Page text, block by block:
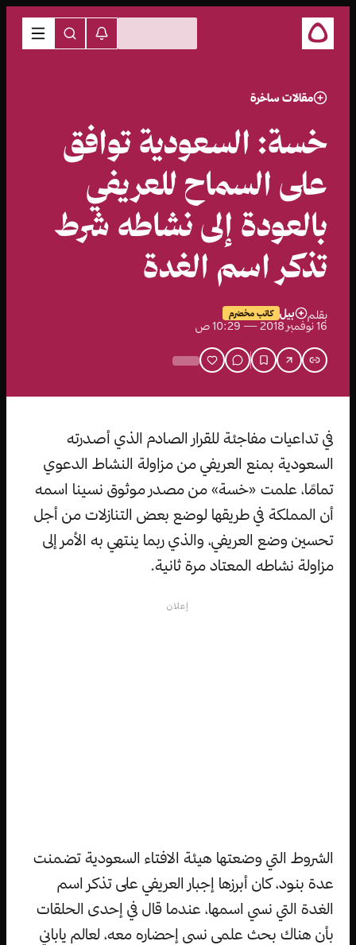
مقالات ساخرة
خسة: السعودية توافق
على السماح للعريفي
بالعودة إلى نشاطه شرط
تذكر اسم الغدة
بقلم بيل كاتب مخضرم
16 نوفمبر 2018 — 10:29 ص
في تداعيات مفاجئة للقرار الصادم الذي أصدرته
السعودية بمنع العريفي من مزاولة النشاط الدعوي
تمامًا، علمت «خسة» من مصدر موثوق نسينا اسمه
أن المملكة في طريقها لوضع بعض التنازلات من أجل
تحسين وضع العريفي، والذي ربما ينتهي به الأمر إلى
مزاولة نشاطه المعتاد مرة ثانية.
إعلان
الشروط التي وضعتها هيئة الافتاء السعودية تضمنت
عدة بنود، كان أبرزها إجبار العريفي على تذكر اسم
الغدة التي نسي اسمها، عندما قال في إحدى الحلقات
بأن هناك بحث علمي نسي إحضاره معه، لعالم ياباني